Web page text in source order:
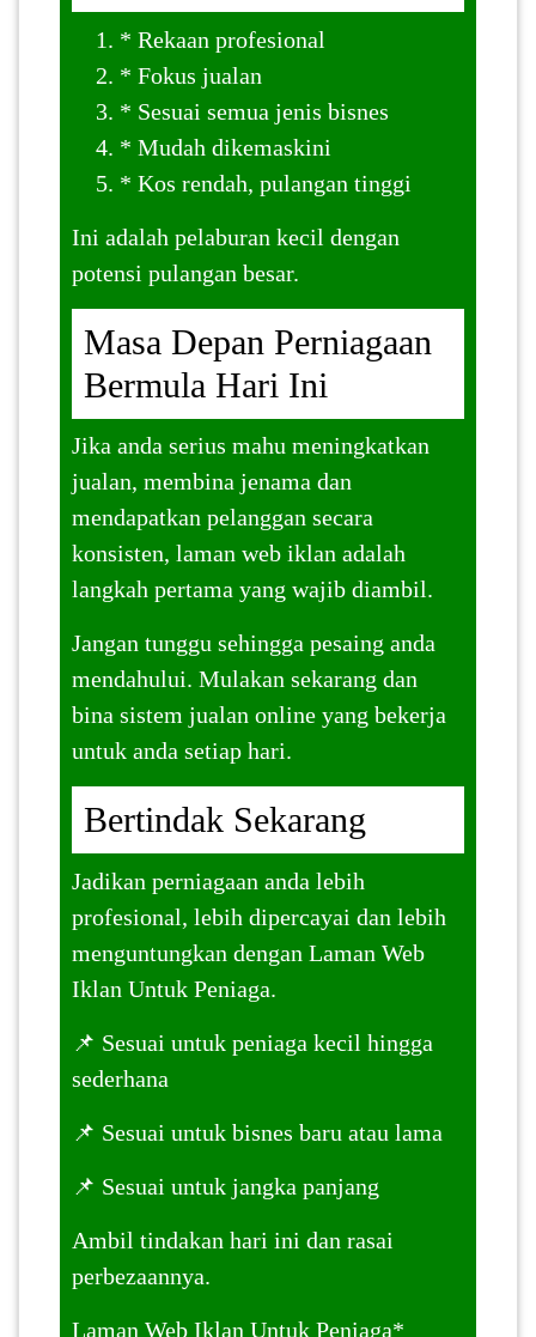
* Rekaan profesional
* Fokus jualan
* Sesuai semua jenis bisnes
* Mudah dikemaskini
* Kos rendah, pulangan tinggi
Ini adalah pelaburan kecil dengan
potensi pulangan besar.
Masa Depan Perniagaan
Bermula Hari Ini
Jika anda serius mahu meningkatkan
jualan, membina jenama dan
mendapatkan pelanggan secara
konsisten, laman web iklan adalah
langkah pertama yang wajib diambil.
Jangan tunggu sehingga pesaing anda
mendahului. Mulakan sekarang dan
bina sistem jualan online yang bekerja
untuk anda setiap hari.
Bertindak Sekarang
Jadikan perniagaan anda lebih
profesional, lebih dipercayai dan lebih
menguntungkan dengan Laman Web
Iklan Untuk Peniaga.
📌 Sesuai untuk peniaga kecil hingga
sederhana
📌 Sesuai untuk bisnes baru atau lama
📌 Sesuai untuk jangka panjang
Ambil tindakan hari ini dan rasai
perbezaannya.
Laman Web Iklan Untuk Peniaga*